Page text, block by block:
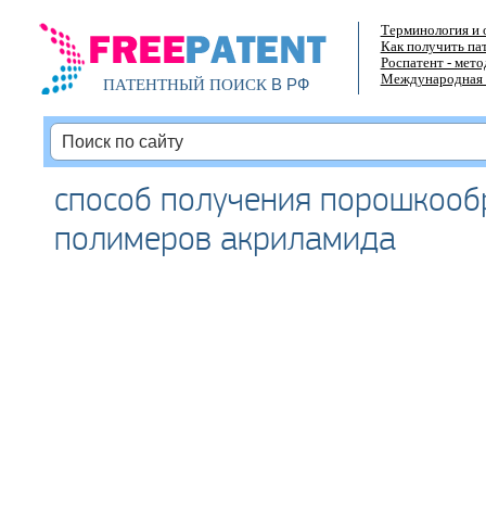
ПАТЕНТНЫЙ ПОИСКВ РФ
Терминология и
Как получить
Роспатент -
Международная
способ получения
полимеров акриламида